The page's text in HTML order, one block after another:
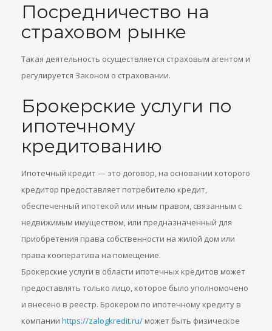
Посредничество на
страховом рынке
Такая деятельность осуществляется страховым агентом и
регулируется Законом о страховании.
Брокерские услуги по
ипотечному
кредитованию
Ипотечный кредит — это договор, на основании которого
кредитор предоставляет потребителю кредит,
обеспеченный ипотекой или иным правом, связанным с
недвижимым имуществом, или предназначенный для
приобретения права собственности на жилой дом или
права кооператива на помещение.
Брокерские услуги в области ипотечных кредитов может
предоставлять только лицо, которое было уполномочено
и внесено в реестр. Брокером по ипотечному кредиту в
компании https://zalogkredit.ru/ может быть физическое